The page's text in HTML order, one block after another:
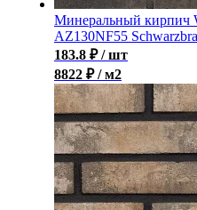
Минеральный кирпич
AZ130NF55
183.8 ₽ / шт
8822 ₽ / м2